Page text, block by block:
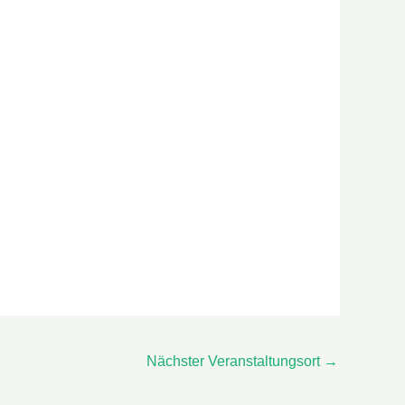
Nächster Veranstaltungsort →